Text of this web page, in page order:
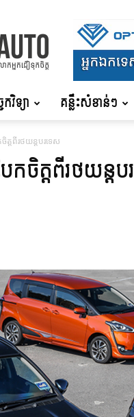
កវិទ្យា គន្លឹះសំខាន់ៗ
ត្តពីរថយន្តបរទេស
កចិត្តពីរថយន្ត